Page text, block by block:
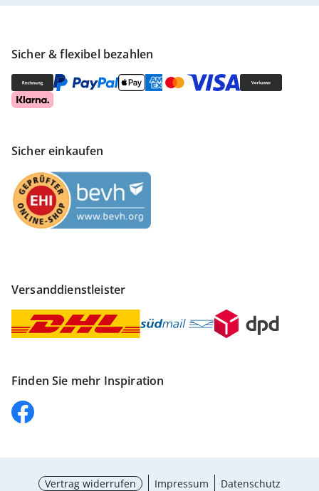
Sicher & flexibel bezahlen
Sicher einkaufen
Versanddienstleister
Finden Sie mehr Inspiration
Vertrag widerrufen Impressum
Datenschutz